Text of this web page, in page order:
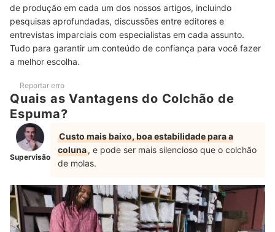
6
Para Maior Segurança e Qualidade, Prefira Colchões com o
Certificado do INMETRO
Top 10 Melhores Colchões de Espuma
Como Lavar um Colchão de Espuma?
Como Aumentar a Durabilidade do Seu Colchão de Espuma?
Espuma de Colchão É Reciclável?
Qual Espuma É Melhor: D28 ou D33?
O Colchão de Espuma É Indicado para Quem Tem Escoliose?
Colchão de Espuma Firme Ajuda Mesmo na Dor na Coluna ou Pode
Piorar?
de produção em cada um dos nossos artigos, incluindo
pesquisas aprofundadas, discussões entre editores e
entrevistas imparciais com especialistas em cada assunto.
Tudo para garantir um conteúdo de confiança para você fazer
a melhor escolha.
Reportar erro
Quais as Vantagens do Colchão de
Espuma?
Supervisão
Custo mais baixo, boa estabilidade para a
coluna, e pode ser mais silencioso que o colchão
de molas.